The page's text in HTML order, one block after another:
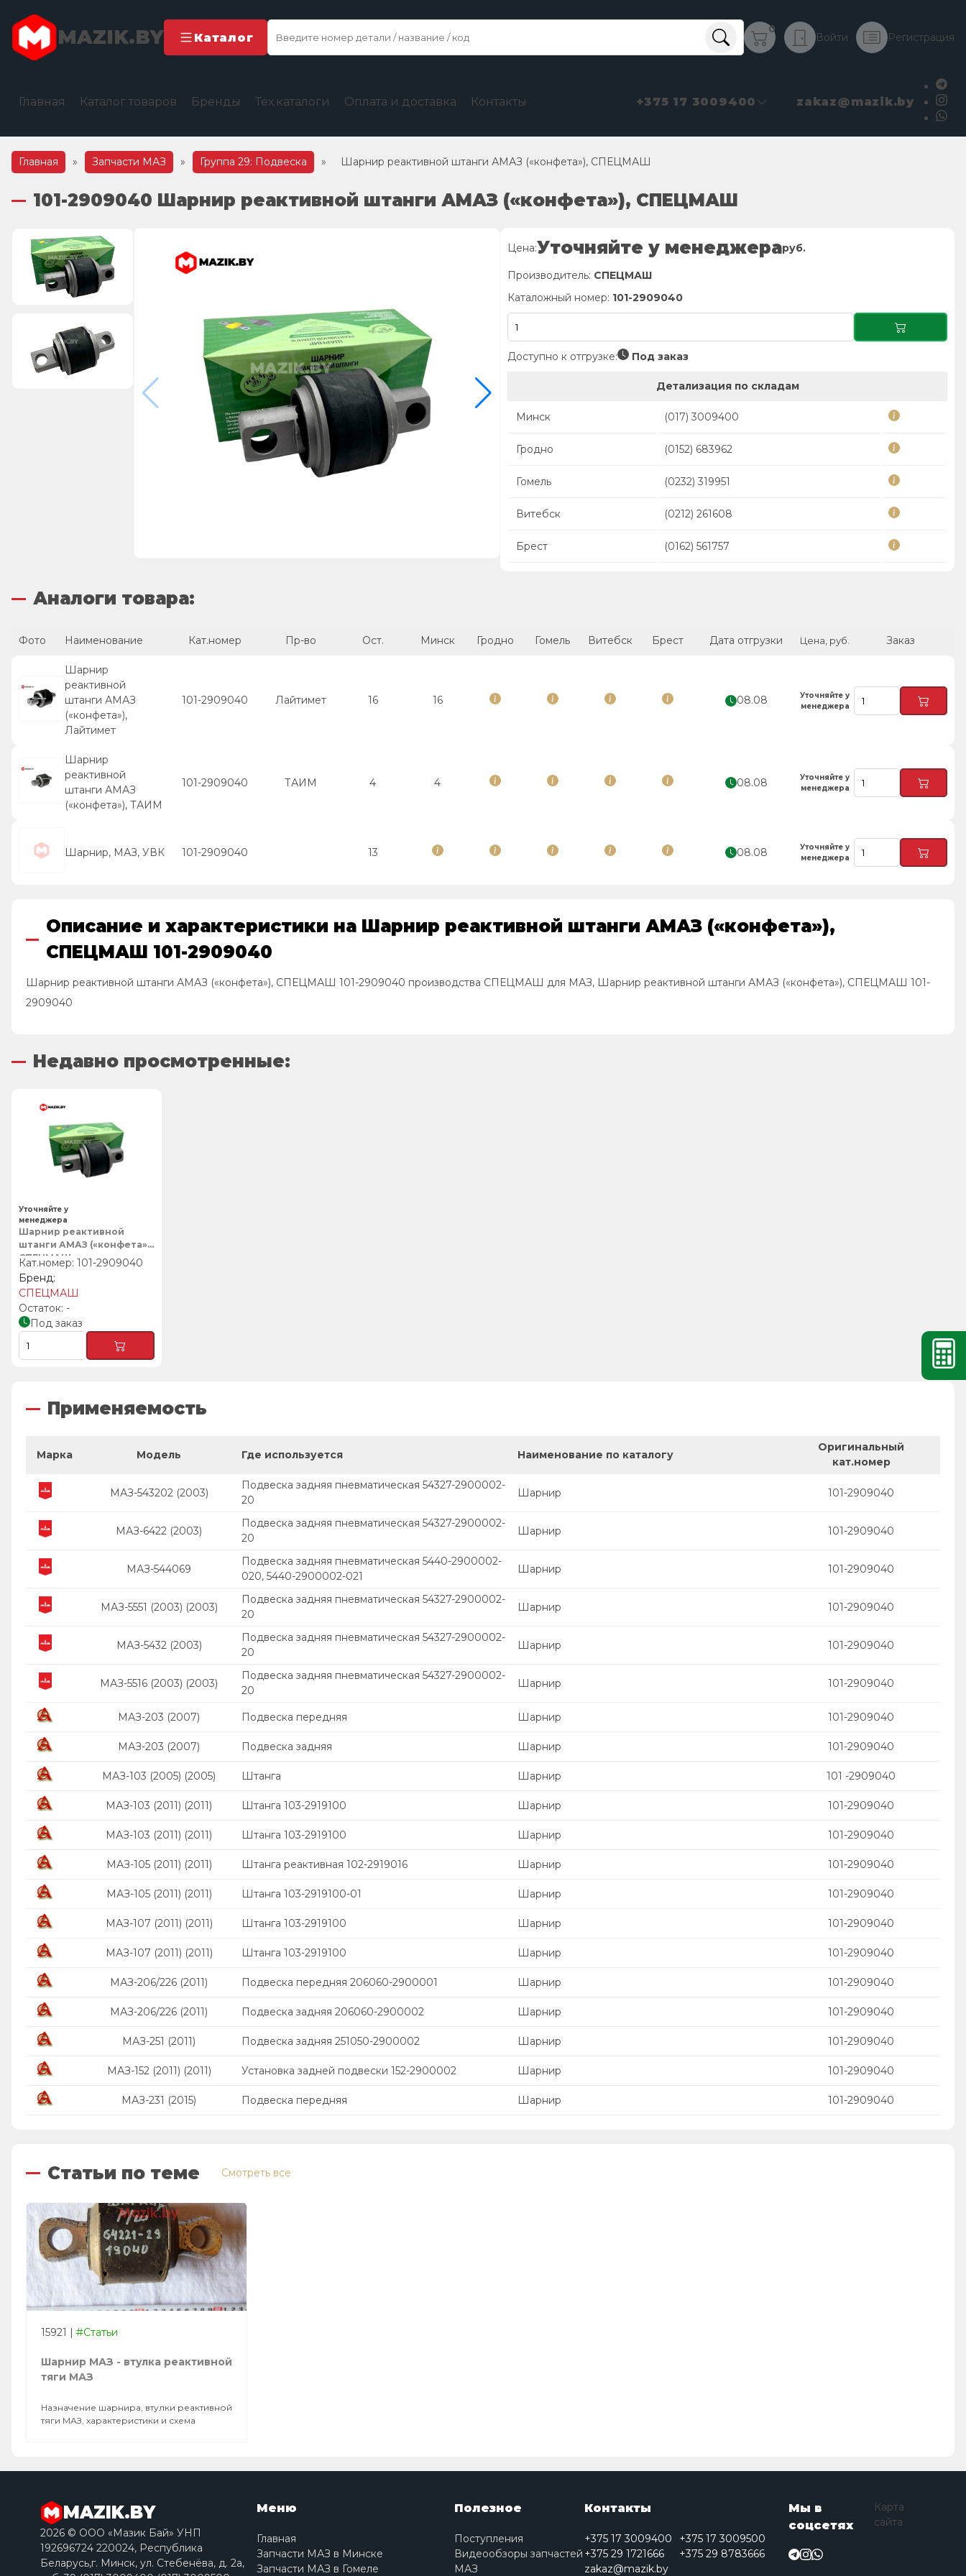
MAZIK.BY Каталог
0
Войти Регистрация
Главная Каталог товаров Бренды Тех.каталоги Оплата и доставка Контакты +375 17 3009400 zakaz@mazik.by
Главная » Запчасти МАЗ » Группа 29: Подвеска » Шарнир реактивной штанги АМАЗ («конфета»), СПЕЦМАШ
101-2909040 Шарнир реактивной штанги АМАЗ («конфета»), СПЕЦМАШ
Цена:Уточняйте у менеджераруб.
Производитель: СПЕЦМАШ
Каталожный номер: 101-2909040
Доступно к отгрузке: Под заказ
Детализация по складам
Минск (017) 3009400
Гродно (0152) 683962
Гомель (0232) 319951
Витебск (0212) 261608
Брест (0162) 561757
Аналоги товара:
Фото Наименование Кат.номер Пр-во Ост. Минск Гродно Гомель Витебск Брест Дата отгрузки Цена, руб. Заказ
Шарнир
реактивной
штанги АМАЗ
(«конфета»),
Лайтимет
101-2909040 Лайтимет 16 16 08.08
Уточняйте у
менеджера
Шарнир
реактивной
штанги АМАЗ
(«конфета»), ТАИМ
101-2909040 ТАИМ 4 4 08.08
Уточняйте у
менеджера
Шарнир, МАЗ, УВК 101-2909040 13 08.08
Уточняйте у
менеджера
Описание и характеристики на Шарнир реактивной штанги АМАЗ («конфета»),
СПЕЦМАШ 101-2909040
Шарнир реактивной штанги АМАЗ («конфета»), СПЕЦМАШ 101-2909040 производства СПЕЦМАШ для МАЗ, Шарнир реактивной штанги АМАЗ («конфета»), СПЕЦМАШ 101-
2909040
Недавно просмотренные:
Шарнир реактивной
штанги АМАЗ («конфета»),
СПЕЦМАШ 101-2909040
СПЕЦМАШ
-
Под заказ
Уточняйте у
менеджера
Применяемость
Марка Модель Где используется Наименование по каталогу
Оригинальный
кат.номер
МАЗ-543202 (2003)
Подвеска задняя пневматическая 54327-2900002-
20
Шарнир 101-2909040
МАЗ-6422 (2003)
Подвеска задняя пневматическая 54327-2900002-
20
Шарнир 101-2909040
МАЗ-544069
Подвеска задняя пневматическая 5440-2900002-
020, 5440-2900002-021
Шарнир 101-2909040
МАЗ-5551 (2003) (2003)
Подвеска задняя пневматическая 54327-2900002-
20
Шарнир 101-2909040
МАЗ-5432 (2003)
Подвеска задняя пневматическая 54327-2900002-
20
Шарнир 101-2909040
МАЗ-5516 (2003) (2003)
Подвеска задняя пневматическая 54327-2900002-
20
Шарнир 101-2909040
МАЗ-203 (2007) Подвеска передняя Шарнир 101-2909040
МАЗ-203 (2007) Подвеска задняя Шарнир 101-2909040
МАЗ-103 (2005) (2005) Штанга Шарнир 101 -2909040
МАЗ-103 (2011) (2011) Штанга 103-2919100 Шарнир 101-2909040
МАЗ-103 (2011) (2011) Штанга 103-2919100 Шарнир 101-2909040
МАЗ-105 (2011) (2011) Штанга реактивная 102-2919016 Шарнир 101-2909040
МАЗ-105 (2011) (2011) Штанга 103-2919100-01 Шарнир 101-2909040
МАЗ-107 (2011) (2011) Штанга 103-2919100 Шарнир 101-2909040
МАЗ-107 (2011) (2011) Штанга 103-2919100 Шарнир 101-2909040
МАЗ-206/226 (2011) Подвеска передняя 206060-2900001 Шарнир 101-2909040
МАЗ-206/226 (2011) Подвеска задняя 206060-2900002 Шарнир 101-2909040
МАЗ-251 (2011) Подвеска задняя 251050-2900002 Шарнир 101-2909040
МАЗ-152 (2011) (2011) Установка задней подвески 152-2900002 Шарнир 101-2909040
МАЗ-231 (2015) Подвеска передняя Шарнир 101-2909040
Статьи по теме Смотреть все
15921 | #Статьи
Шарнир МАЗ - втулка реактивной
тяги МАЗ
Назначение шарнира, втулки реактивной
тяги МАЗ, характеристики и схема
MAZIK.BY
2026 © ООО «Мазик Бай» УНП
192696724 220024, Республика
Беларусь,г. Минск, ул. Стебенёва, д. 2a,
Меню
Главная
Запчасти МАЗ в Минске
Запчасти МАЗ в Гомеле
Полезное
Поступления
Видеообзоры запчастей
МАЗ
Контакты
+375 17 3009400
+375 17 3009500
+375 29 1721666
+375 29 8783666
zakaz@mazik.by
Мы в
соцсетях
Карта
сайта